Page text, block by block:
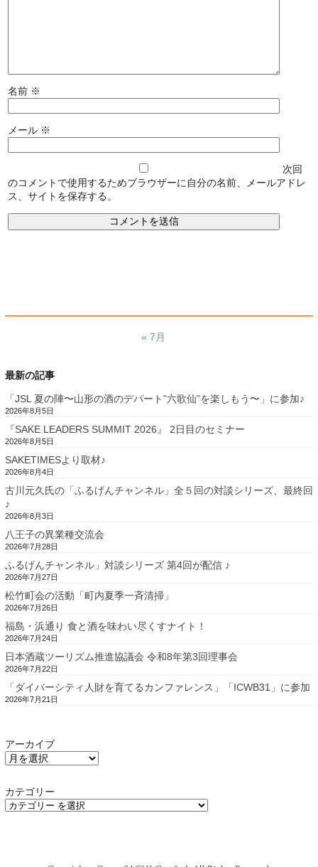
名前 ※
メール ※
次回
のコメントで使用するためブラウザーに自分の名前、メールアドレ
ス、サイトを保存する。
« 7月
最新の記事
「JSL 夏の陣〜山形の酒のデパート”六歌仙”を楽しもう〜」に参加♪
2026年8月5日
『SAKE LEADERS SUMMIT 2026』 2日目のセミナー
2026年8月5日
SAKETIMESより取材♪
2026年8月4日
古川元久氏の「ふるげんチャンネル」全５回の対談シリーズ、最終回
♪
2026年8月3日
八王子の異業種交流会
2026年7月28日
ふるげんチャンネル」対談シリーズ 第4回が配信 ♪
2026年7月27日
松竹町会の活動「町内夏季一斉清掃」
2026年7月26日
福島・浜通り 食と酒を味わい尽くすナイト！
2026年7月24日
日本酒蔵ツーリズム推進協議会 令和8年第3回理事会
2026年7月22日
「ダイバーシティ人財を育てるカンファレンス」「ICWB31」に参加
2026年7月21日
アーカイブ
カテゴリー